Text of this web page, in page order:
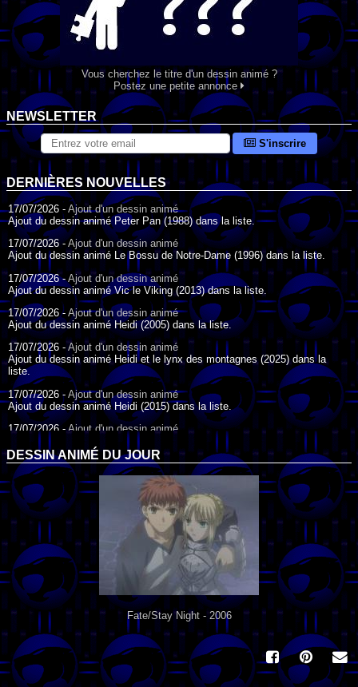
Vous cherchez le titre d'un dessin animé ?
Postez une petite annonce
NEWSLETTER
S'inscrire
DERNIÈRES NOUVELLES
17/07/2026 - Ajout d'un dessin animé
Ajout du dessin animé Peter Pan (1988) dans la liste.
17/07/2026 -Ajout d'un dessin animé
Ajout du dessin animé Le Bossu de Notre-Dame (1996) dans la liste.
17/07/2026 -Ajout d'un dessin animé
Ajout du dessin animé Vic le Viking (2013) dans la liste.
17/07/2026 - Ajout d'un dessin animé
Ajout du dessin animé Heidi (2005) dans la liste.
17/07/2026 - Ajout d'un dessin animé
Ajout du dessin animé Heidi et le lynx des montagnes (2025) dans la
liste.
17/07/2026 - Ajout d'un dessin animé
Ajout du dessin animé Heidi (2015) dans la liste.
17/07/2026 -Ajout d'un dessin animé
Ajout du dessin animé Heidi (1995) dans la liste.
09/07/2026 -Ajout d'un dessin animé
Ajout du dessin animé Genki l'Aventurier de la Chance (2006) dans la
liste.
04/07/2026 -Ajout d'un dessin animé
Ajout du dessin animé Vilain Petit Canard (2000) dans la liste.
04/07/2026 -Ajout d'un dessin animé
Ajout du dessin animé Le Noël du vilain petit canard (2003) dans la liste.
DESSIN ANIMÉ DU JOUR
Fate/Stay Night - 2006